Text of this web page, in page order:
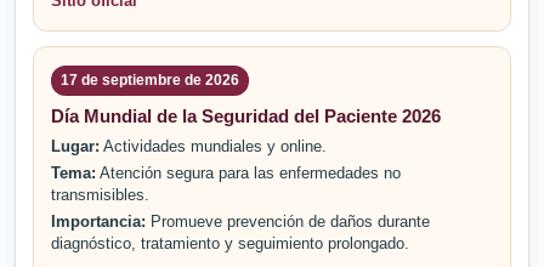
17 de septiembre de 2026
Día Mundial de la Seguridad del Paciente 2026
Lugar: Actividades mundiales y online.
Tema: Atención segura para las enfermedades no
transmisibles.
Importancia: Promueve prevención de daños durante
diagnóstico, tratamiento y seguimiento prolongado.